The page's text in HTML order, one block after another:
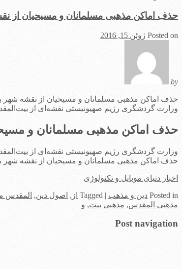
حذف اماکن مذهبی مسلمانان و مسیحیان از
Posted on ژوئن 15, 2016
by
حذف اماکن مذهبی مسلمانان و مسیحیان از نقشه شهر
وزارت گردشگری رژیم صهیونیستی نقشه‌ای از
حذف اماکن مذهبی مسلمانان و
وزارت گردشگری رژیم صهیونیستی نقشه‌ای از
حذف اماکن مذهبی مسلمانان و مسیحیان از نقشه شهر
اخبار دنیای موبایل و تکنولوژی
Posted in دین و مذهب |
Tagged از , اصول دین, المقدس
مذهبی المقدس, مذهبی بیت, و
Post navigation